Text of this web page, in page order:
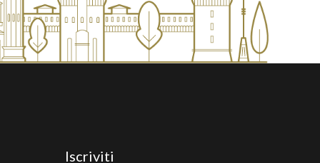
Iscriviti